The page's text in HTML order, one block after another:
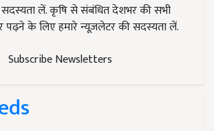
लें. कृषि से संबंधित देशभर की सभी
के लिए हमारे न्यूज़लेटर की सदस्यता लें.
Subscribe Newsletters